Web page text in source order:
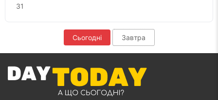
31
Сьогодні Завтра